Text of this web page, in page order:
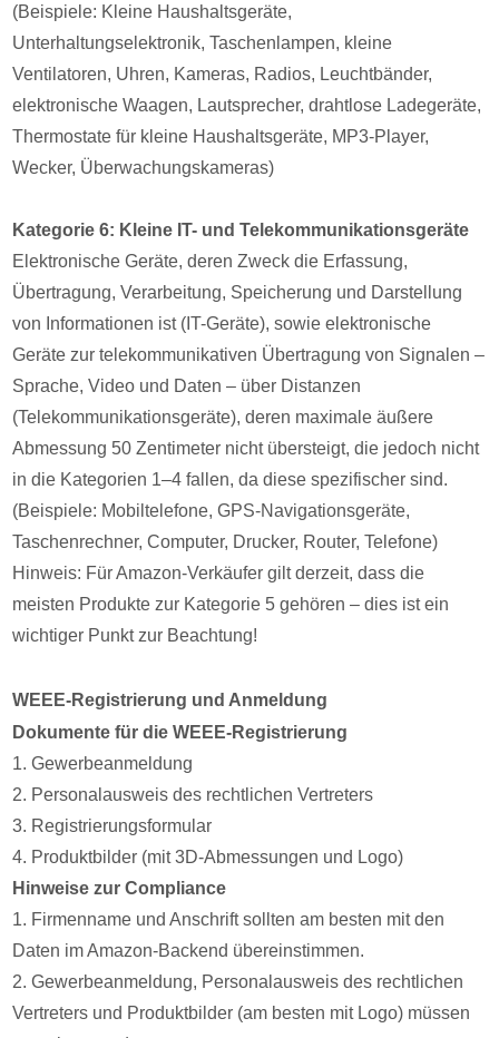
(Beispiele: Kleine Haushaltsgeräte,
Unterhaltungselektronik, Taschenlampen, kleine
Ventilatoren, Uhren, Kameras, Radios, Leuchtbänder,
elektronische Waagen, Lautsprecher, drahtlose Ladegeräte,
Thermostate für kleine Haushaltsgeräte, MP3-Player,
Wecker, Überwachungskameras)
Kategorie 6: Kleine IT- und Telekommunikationsgeräte
Elektronische Geräte, deren Zweck die Erfassung,
Übertragung, Verarbeitung, Speicherung und Darstellung
von Informationen ist (IT-Geräte), sowie elektronische
Geräte zur telekommunikativen Übertragung von Signalen –
Sprache, Video und Daten – über Distanzen
(Telekommunikationsgeräte), deren maximale äußere
Abmessung 50 Zentimeter nicht übersteigt, die jedoch nicht
in die Kategorien 1–4 fallen, da diese spezifischer sind.
(Beispiele: Mobiltelefone, GPS-Navigationsgeräte,
Taschenrechner, Computer, Drucker, Router, Telefone)
Hinweis: Für Amazon-Verkäufer gilt derzeit, dass die
meisten Produkte zur Kategorie 5 gehören – dies ist ein
wichtiger Punkt zur Beachtung!
WEEE-Registrierung und Anmeldung
Dokumente für die WEEE-Registrierung
1. Gewerbeanmeldung
2. Personalausweis des rechtlichen Vertreters
3. Registrierungsformular
4. Produktbilder (mit 3D-Abmessungen und Logo)
Hinweise zur Compliance
1. Firmenname und Anschrift sollten am besten mit den
Daten im Amazon-Backend übereinstimmen.
2. Gewerbeanmeldung, Personalausweis des rechtlichen
Vertreters und Produktbilder (am besten mit Logo) müssen